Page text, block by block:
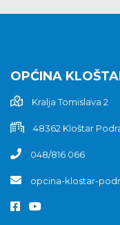
OPĆINA
Kralja Tomislava 2
48362 Kloštar
048/816 066
opcina-klostar-